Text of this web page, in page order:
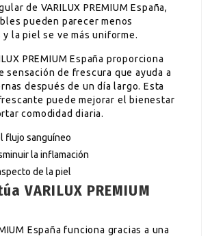
de VARILUX PREMIUM España,
pueden parecer menos
y la piel se ve más uniforme.
PREMIUM España proporciona
sensación de frescura que ayuda a
después de un día largo. Esta
puede mejorar el bienestar
comodidad diaria.
flujo sanguíneo
la inflamación
de la piel
VARILUX PREMIUM
España funciona gracias a una